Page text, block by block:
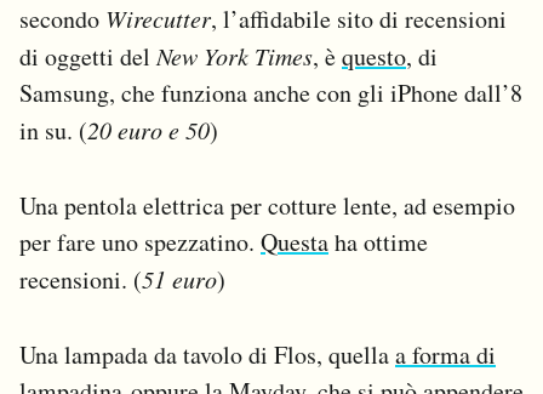
secondo Wirecutter, l’affidabile sito di recensioni
di oggetti delNew York Times, èquesto, di
Samsung, che funziona anche con gli iPhone dall’8
in su. (20 euro e 50)
Una pentola elettrica per cotture lente, ad esempio
per fare uno spezzatino. Questaha ottime
recensioni. (51 euro)
Una lampada da tavolo di Flos, quellaa forma di